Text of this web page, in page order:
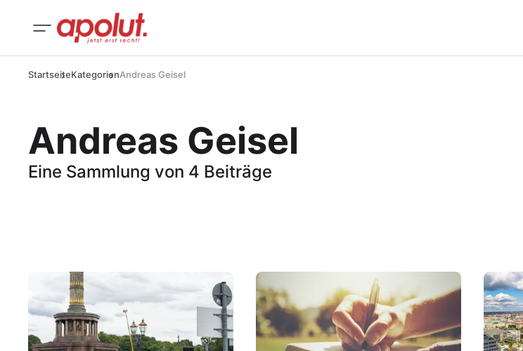
StartseiteKategorienAndreas Geisel
Andreas Geisel
Eine Sammlung von 4 Beiträge